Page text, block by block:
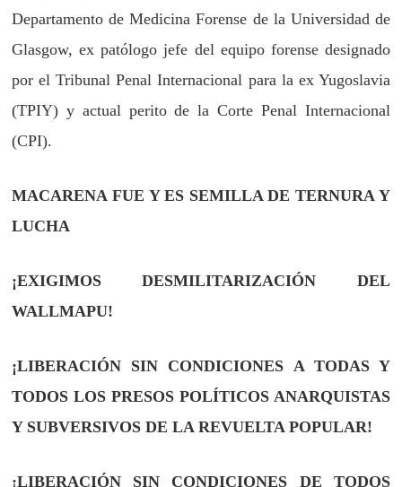
Departamento de Medicina Forense de la Universidad de
Glasgow, ex patólogo jefe del equipo forense designado
por el Tribunal Penal Internacional para la ex Yugoslavia
(TPIY) y actual perito de la Corte Penal Internacional
(CPI).
MACARENA FUE Y ES SEMILLA DE TERNURA Y
LUCHA
¡EXIGIMOS DESMILITARIZACIÓN DEL
WALLMAPU!
¡LIBERACIÓN SIN CONDICIONES A TODAS Y
TODOS LOS PRESOS POLÍTICOS ANARQUISTAS
Y SUBVERSIVOS DE LA REVUELTA POPULAR!
¡LIBERACIÓN SIN CONDICIONES DE TODOS